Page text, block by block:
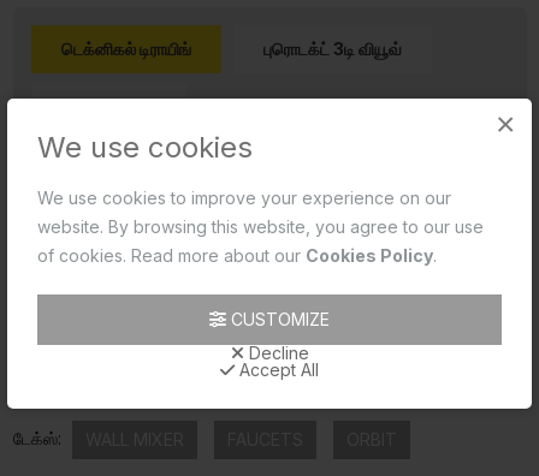
×
We use cookies
We use cookies to improve your experience on our
website. By browsing this website, you agree to our use
of cookies. Read more about our Cookies Policy.
CUSTOMIZE
Decline
Accept All
டெக்னிகல் டிராயிங் புரொடக்ட் 3டி வியூவ்
Product 2D PDF
Product 2D CAD
Product Technical Image
டேக்ஸ்: